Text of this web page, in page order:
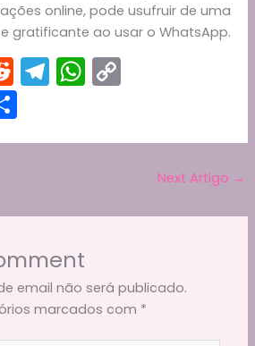
online, pode usufruir de uma
gratificante ao usar o WhatsApp.
R
e
d
di
T
el
gr
m
W
h
ts
p
y
n
h
Next Artigo →
email não será publicado.
marcados com *